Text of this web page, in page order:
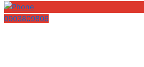
0903809806